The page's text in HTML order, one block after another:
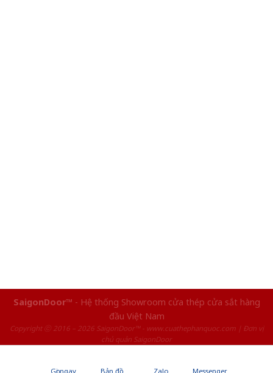
SaigonDoor™ - Hệ thống Showroom cửa thép cửa sắt hàng
đầu Việt Nam
Copyright ⓒ 2016 – 2026 SaigonDoor™ - www.cuathephanquoc.com | Đơn vị
chủ quản SaigonDoor
Gọi ngay Bản đồ Zalo Messenger